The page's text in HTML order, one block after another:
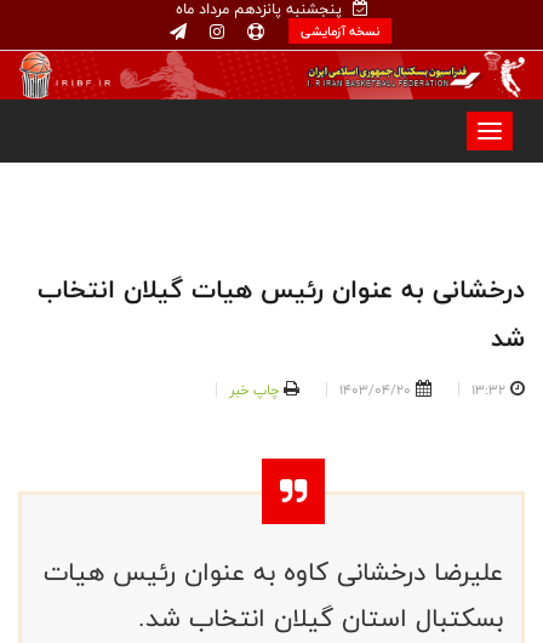
پنجشنبه پانزدهم مرداد ماه
نسخه آزمایشی
درخشانی به عنوان رئیس هیات گیلان انتخاب
شد
13:32
1403/04/20 چاپ خبر
علیرضا درخشانی کاوه به عنوان رئیس هیات
بسکتبال استان گیلان انتخاب شد.